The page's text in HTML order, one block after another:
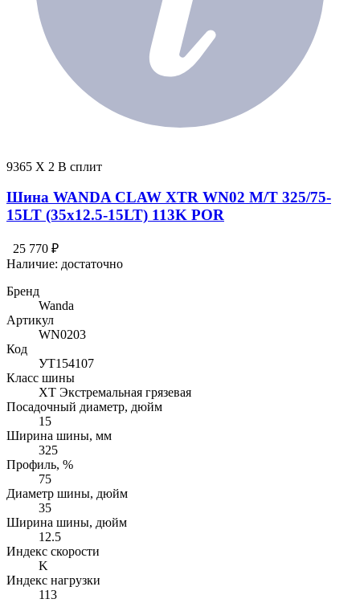
9365 X 2 В сплит
Шина WANDA CLAW XTR WN02 M/T 325/75-
15LT (35x12.5-15LT) 113K POR
25 770 ₽
Наличие: достаточно
Бренд
Wanda
Артикул
WN0203
Код
УТ154107
Класс шины
XT Экстремальная грязевая
Посадочный диаметр, дюйм
15
Ширина шины, мм
325
Профиль, %
75
Диаметр шины, дюйм
35
Ширина шины, дюйм
12.5
Индекс скорости
K
Индекс нагрузки
113